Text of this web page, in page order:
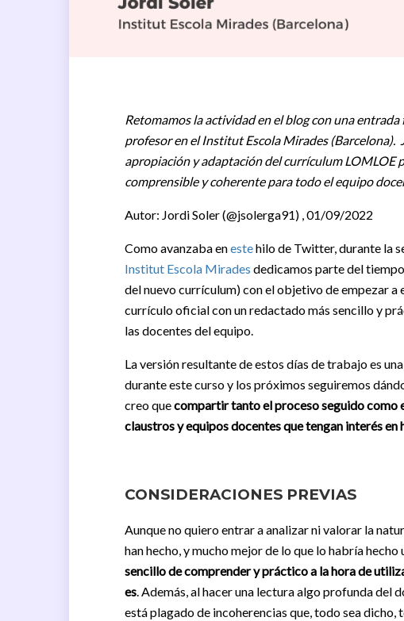
Retomamos la actividad en el blog con una
profesor en el Institut Escola Mirades
apropiación y adaptación del currículum LOMLOE
comprensible y coherente para todo el equipo
Autor: Jordi Soler (@jsolerga91) , 01/09/2022
Como avanzaba enestehilo de Twitter, durante la
Institut Escola Mirades dedicamos parte del
del nuevo currículum) con el objetivo de empezar a
currículo oficial con un redactado más sencillo y
las docentes del equipo.
La versión resultante de estos días de trabajo es
durante este curso y los próximos seguiremos
creo quecompartir tanto el proceso seguido como
claustros y equipos docentes que tengan interés en
CONSIDERACIONES PREVIAS
Aunque no quiero entrar a analizar ni valorar la
han hecho, y mucho mejor de lo que lo habría hecho
sencillo de comprender y práctico a la hora de
es. Además, al hacer una lectura algo profunda del
está plagado de incoherencias que, todo sea dicho,